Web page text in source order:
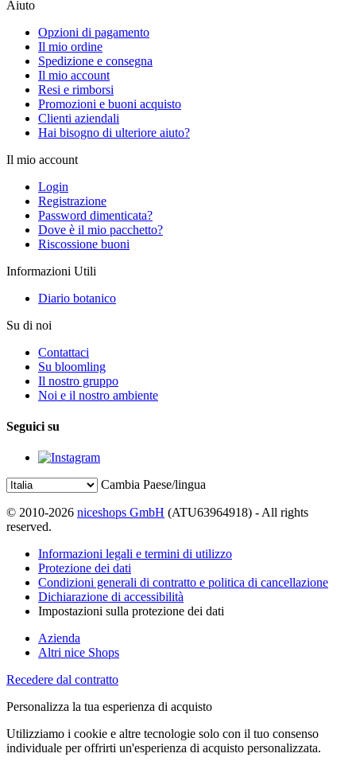
Aiuto
Opzioni di pagamento
Il mio ordine
Spedizione e consegna
Il mio account
Resi e rimborsi
Promozioni e buoni acquisto
Clienti aziendali
Hai bisogno di ulteriore aiuto?
Il mio account
Login
Registrazione
Password dimenticata?
Dove è il mio pacchetto?
Riscossione buoni
Informazioni Utili
Diario botanico
Su di noi
Contattaci
Su bloomling
Il nostro gruppo
Noi e il nostro ambiente
Seguici su
Cambia Paese/lingua
© 2010-2026 niceshops GmbH (ATU63964918) - All rights
reserved.
Informazioni legali e termini di utilizzo
Protezione dei dati
Condizioni generali di contratto e politica di cancellazione
Dichiarazione di accessibilità
Impostazioni sulla protezione dei dati
Azienda
Altri nice Shops
Recedere dal contratto
Personalizza la tua esperienza di acquisto
Utilizziamo i cookie e altre tecnologie solo con il tuo consenso
individuale per offrirti un'esperienza di acquisto personalizzata.